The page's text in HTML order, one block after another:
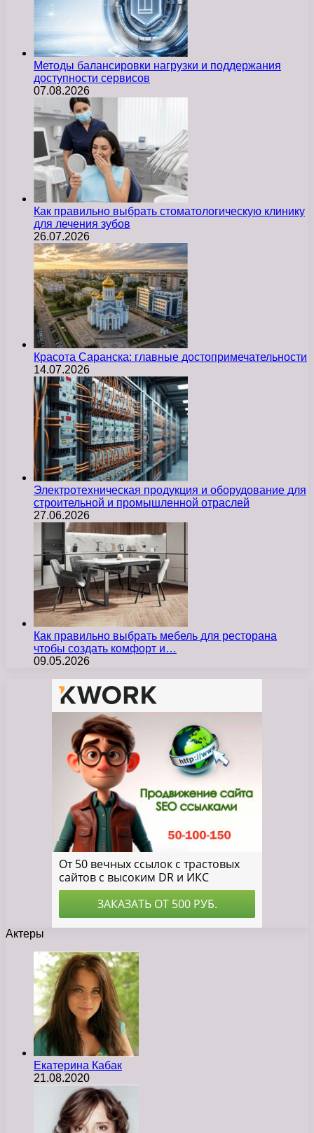
Методы балансировки нагрузки и поддержания
доступности сервисов
07.08.2026
Как правильно выбрать стоматологическую клинику
для лечения зубов
26.07.2026
Красота Саранска: главные достопримечательности
14.07.2026
Электротехническая продукция и оборудование для
строительной и промышленной отраслей
27.06.2026
Как правильно выбрать мебель для ресторана
чтобы создать комфорт и…
09.05.2026
Актеры
Екатерина Кабак
21.08.2020